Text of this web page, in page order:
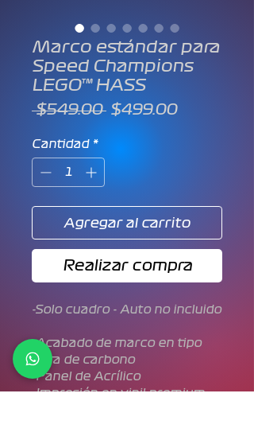
Marco estándar para
Speed Champions
LEGO™ HASS
$549.00 Precio
$499.00Precio
Cantidad *
Agregar al carrito
Realizar compra
-Solo cuadro - Auto no incluido
-Acabado de marco en tipo
fibra de carbono
-Panel de Acrílico
-Impresión en vinil premium